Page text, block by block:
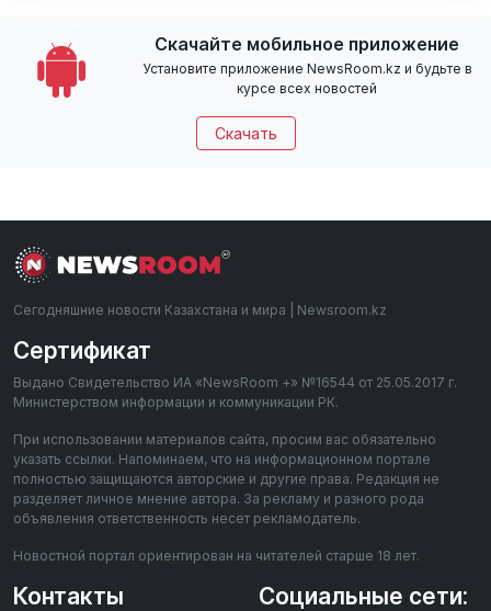
Скачайте мобильное приложение
Установите приложение NewsRoom.kz и будьте в
курсе всех новостей
Скачать
Сегодняшние новости Казахстана и мира | Newsroom.kz
Сертификат
Выдано Свидетельство ИА «NewsRoom +» №16544 от 25.05.2017 г.
Министерством информации и коммуникации РК.
При использовании материалов сайта, просим вас обязательно
указать ссылки. Напоминаем, что на информационном портале
полностью защищаются авторские и другие права. Редакция не
разделяет личное мнение автора. За рекламу и разного рода
объявления ответственность несет рекламодатель.
Новостной портал ориентирован на читателей старше 18 лет.
Контакты Социальные сети: